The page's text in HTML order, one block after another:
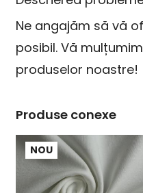
Ne angajăm să vă
posibil. Vă
produselor noastre!
Produse conexe
NOU